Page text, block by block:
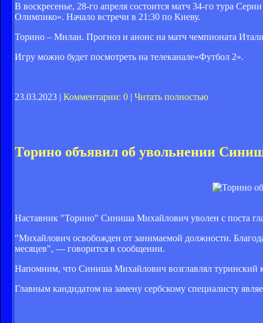
В воскресенье, 28-го апреля состоится матч 34-го тура
Олимпико». Начало встречи в 21:30 по Киеву.
Торино – Милан. Прогноз и анонс на матч чемпионата
Игру можно будет посмотреть на телеканале«Футбол 2».
23.03.2023 | Комментарии: 0 | Читать полностью
Торино объявил об увольнении
Наставник "Торино" Синиша Михайлович уволен с поста
"Михайлович освобожден от занимаемой должности.
месяцев", — говорится в сообщении.
Напомним, что Синиша Михайлович возглавлял туринский
Главным кандидатом на замену сербскому специалисту